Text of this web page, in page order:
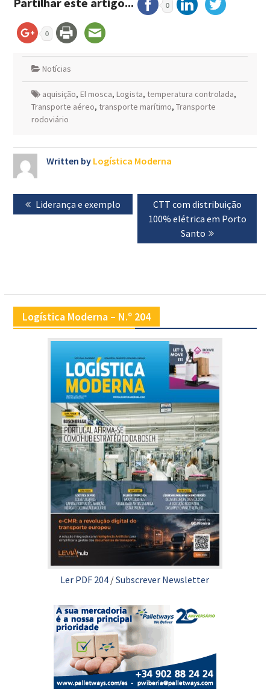
Partilhar este artigo... 0
0
Notícias
aquisição, El mosca, Logista, temperatura controlada,
Transporte aéreo, transporte marítimo, Transporte
rodoviário
Written by Logística Moderna
Navegação
de
Previous
post:
Liderança e exemplo
Next
post:
CTT com distribuição
100% elétrica em Porto
Santo
Logística Moderna – N.º 204
Ler PDF 204 /Subscrever Newsletter